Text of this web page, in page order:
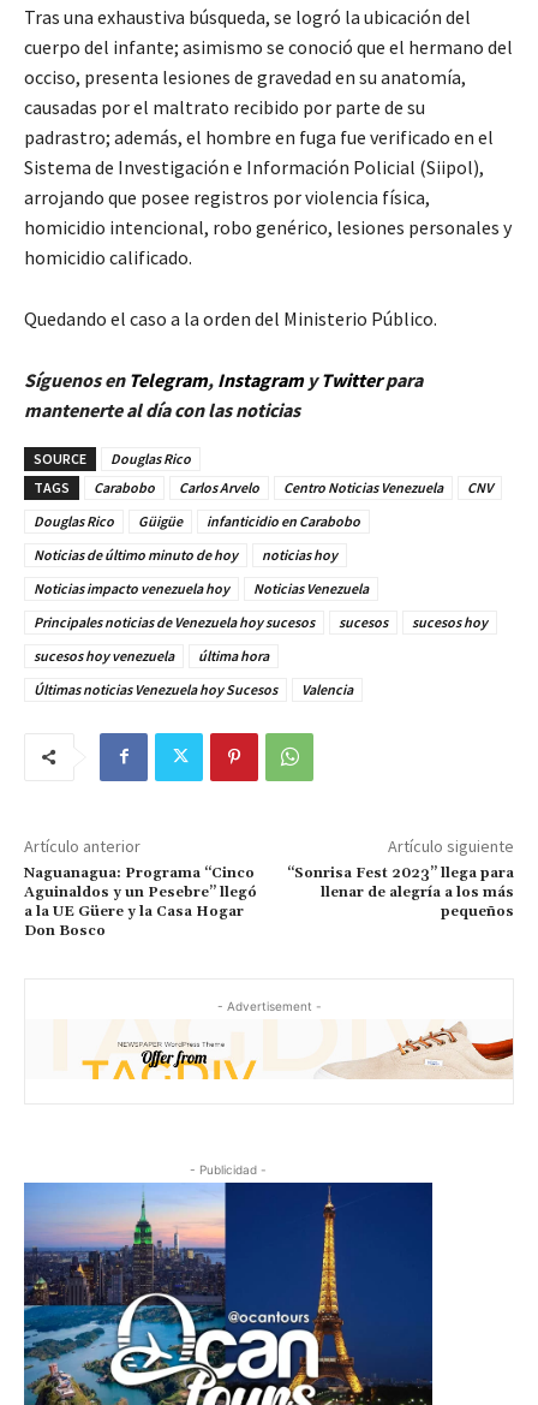
Tras una exhaustiva búsqueda, se logró la ubicación del
cuerpo del infante; asimismo se conoció que el hermano del
occiso, presenta lesiones de gravedad en su anatomía,
causadas por el maltrato recibido por parte de su
padrastro; además, el hombre en fuga fue verificado en el
Sistema de Investigación e Información Policial (Siipol),
arrojando que posee registros por violencia física,
homicidio intencional, robo genérico, lesiones personales y
homicidio calificado.
Quedando el caso a la orden del Ministerio Público.
Síguenos en Telegram, InstagramyTwitterpara
mantenerte al día con las noticias
SOURCE
Douglas Rico
TAGS
Carabobo Carlos Arvelo Centro Noticias Venezuela
CNV
Douglas Rico
Güigüe
infanticidio en Carabobo
Noticias de último minuto de hoy
noticias hoy
Noticias impacto venezuela hoy
Noticias Venezuela
Principales noticias de Venezuela hoy sucesos
sucesos
sucesos hoy
sucesos hoy venezuela
última hora
Últimas noticias Venezuela hoy Sucesos
Valencia
Artículo anterior
Naguanagua: Programa “Cinco
Aguinaldos y un Pesebre” llegó
a la UE Güere y la Casa Hogar
Don Bosco
Artículo siguiente
“Sonrisa Fest 2023” llega para
llenar de alegría a los más
pequeños
- Advertisement -
- Publicidad -